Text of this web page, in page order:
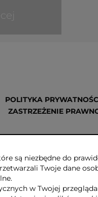
POLITYKA
ZASTRZEŻENIE
są niezbędne do
Twoje dane
w Twojej